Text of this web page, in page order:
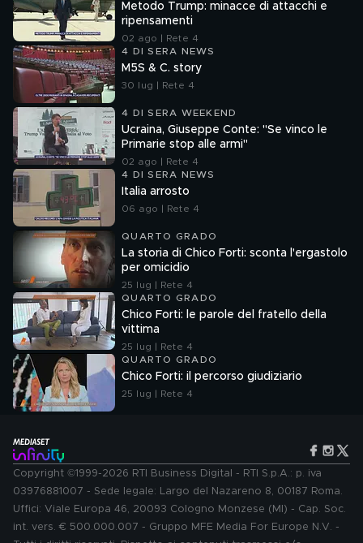
Metodo Trump: minacce di attacchi e
ripensamenti
02 ago | Rete 4
4 DI SERA NEWS
M5S & C. story
30 lug | Rete 4
4 DI SERA WEEKEND
Ucraina, Giuseppe Conte: "Se vinco le
Primarie stop alle armi"
02 ago | Rete 4
4 DI SERA NEWS
Italia arrosto
06 ago | Rete 4
QUARTO GRADO
La storia di Chico Forti: sconta l'ergastolo
per omicidio
25 lug | Rete 4
QUARTO GRADO
Chico Forti: le parole del fratello della
vittima
25 lug | Rete 4
QUARTO GRADO
Chico Forti: il percorso giudiziario
25 lug | Rete 4
Copyright ©1999-2026 RTI Business Digital - RTI S.p.A.: p. iva
03976881007 - Sede legale: Largo del Nazareno 8, 00187 Roma.
Uffici: Viale Europa 46, 20093 Cologno Monzese (MI) - Cap. Soc.
int. vers. € 500.000.007 - Gruppo MFE Media For Europe N.V. -